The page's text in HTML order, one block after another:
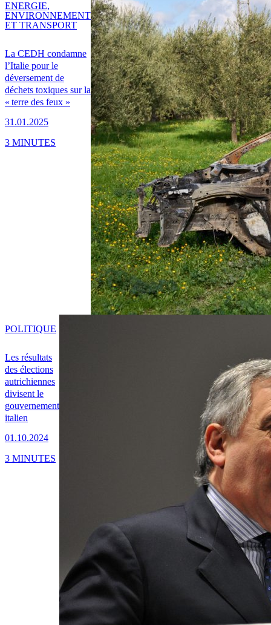
La CEDH condamne
l’Italie pour le
déversement de
déchets toxiques sur la
« terre des feux »
31.01.2025
ENERGIE,
ENVIRONNEMENT
ET TRANSPORT
3 MINUTES
Les résultats
des élections
autrichiennes
divisent le
gouvernement
italien
01.10.2024
POLITIQUE
3 MINUTES